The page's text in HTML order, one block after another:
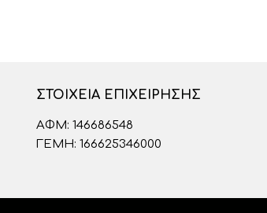
ΣΤΟΙΧΕΊΑ ΕΠΙΧΕΊΡΗΣΗΣ
ΑΦΜ: 146686548
ΓΕΜΗ: 166625346000